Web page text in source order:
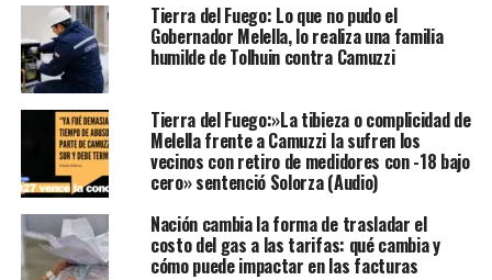
Tierra del Fuego: Lo que no pudo el
Gobernador Melella, lo realiza una familia
humilde de Tolhuin contra Camuzzi
Tierra del Fuego:»La tibieza o complicidad de
Melella frente a Camuzzi la sufren los
vecinos con retiro de medidores con -18 bajo
cero» sentenció Solorza (Audio)
Nación cambia la forma de trasladar el
costo del gas a las tarifas: qué cambia y
cómo puede impactar en las facturas